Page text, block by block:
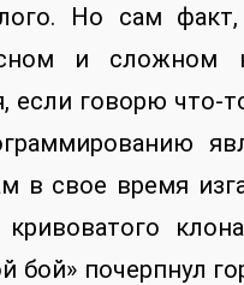
Но сам
и сложном
если говорю что-
в свое время
бой» почерпнул